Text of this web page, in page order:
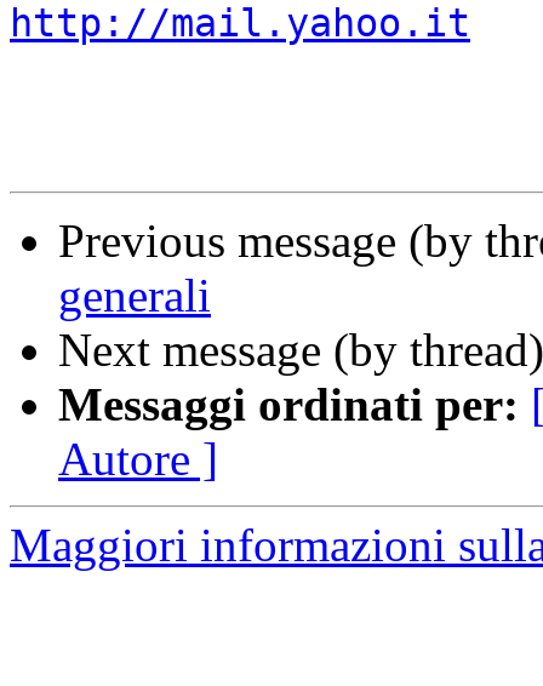
http://mail.yahoo.it
Previous message (by
generali
Next message (by
Messaggi ordinati per:
Autore ]
Maggiori informazioni